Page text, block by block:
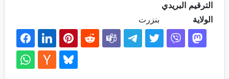
الترقيم البريدي
الولاية
بنزرت